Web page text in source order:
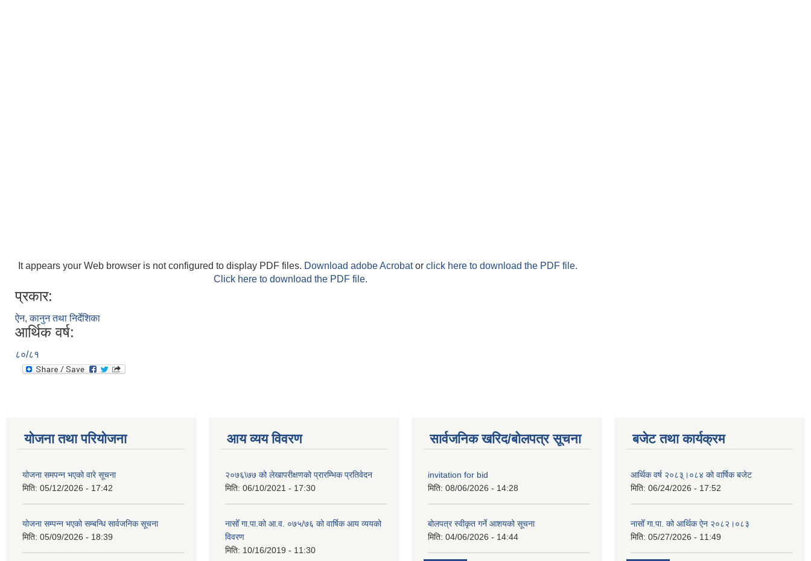
It appears your Web browser is not configured to display PDF files. Download adobe Acrobator click here to download the PDF file.
Click here to download the PDF file.
प्रकार:
ऐन, कानुन तथा निर्देशिका
आर्थिक वर्ष:
८०/८१
योजना तथा परियोजना
योजना समपन्न भएको वारे सूचना
मिति: 05/12/2026 - 17:42
योजना सम्पन्न भएको सम्बन्धि सार्वजनिक सूचना
मिति: 05/09/2026 - 18:39
आय व्यय विवरण
२०७६\७७ को लेखापरीक्षणको प्रारम्भिक प्रतिवेदन
मिति: 06/10/2021 - 17:30
नासोँ गा.पा.को आ.व. ०७५/७६ को वार्षिक आय व्ययको
विवरण
मिति: 10/16/2019 - 11:30
सार्वजनिक खरिद/बोलपत्र सूचना
invitation for bid
मिति: 08/06/2026 - 14:28
बोलपत्र स्वीकृत गर्ने आशयको सूचना
मिति: 04/06/2026 - 14:44
बजेट तथा कार्यक्रम
आर्थिक वर्ष २०८३्।०८४ को वार्षिक बजेट
मिति: 06/24/2026 - 17:52
नासोँ गा.पा. को आर्थिक ऐन २०८२।०८३
मिति: 05/27/2026 - 11:49